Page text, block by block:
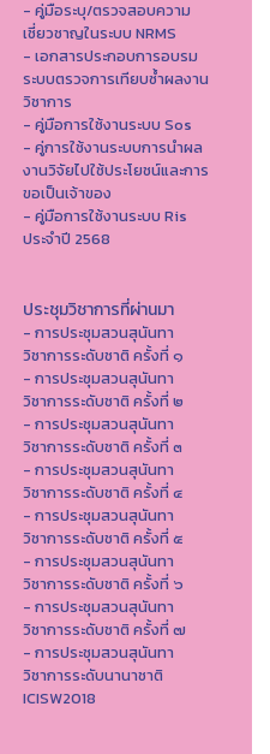
- คู่มือระบุ/ตรวจสอบความ
เชี่ยวชาญในระบบ NRMS
- เอกสารประกอบการอบรม
ระบบตรวจการเทียบซ้ำผลงาน
วิชาการ
- คู่มือการใช้งานระบบ Sos
- คู่การใช้งานระบบการนำผล
งานวิจัยไปใช้ประโยชน์และการ
ขอเป็นเจ้าของ
- คู่มือการใช้งานระบบ Ris
ประจำปี 2568
ประชุมวิชาการที่ผ่านมา
- การประชุมสวนสุนันทา
วิชาการระดับชาติ ครั้งที่ ๑
- การประชุมสวนสุนันทา
วิชาการระดับชาติ ครั้งที่ ๒
- การประชุมสวนสุนันทา
วิชาการระดับชาติ ครั้งที่ ๓
- การประชุมสวนสุนันทา
วิชาการระดับชาติ ครั้งที่ ๔
- การประชุมสวนสุนันทา
วิชาการระดับชาติ ครั้งที่ ๕
- การประชุมสวนสุนันทา
วิชาการระดับชาติ ครั้งที่ ๖
- การประชุมสวนสุนันทา
วิชาการระดับชาติ ครั้งที่ ๗
- การประชุมสวนสุนันทา
วิชาการระดับนานาชาติ
ICISW2018